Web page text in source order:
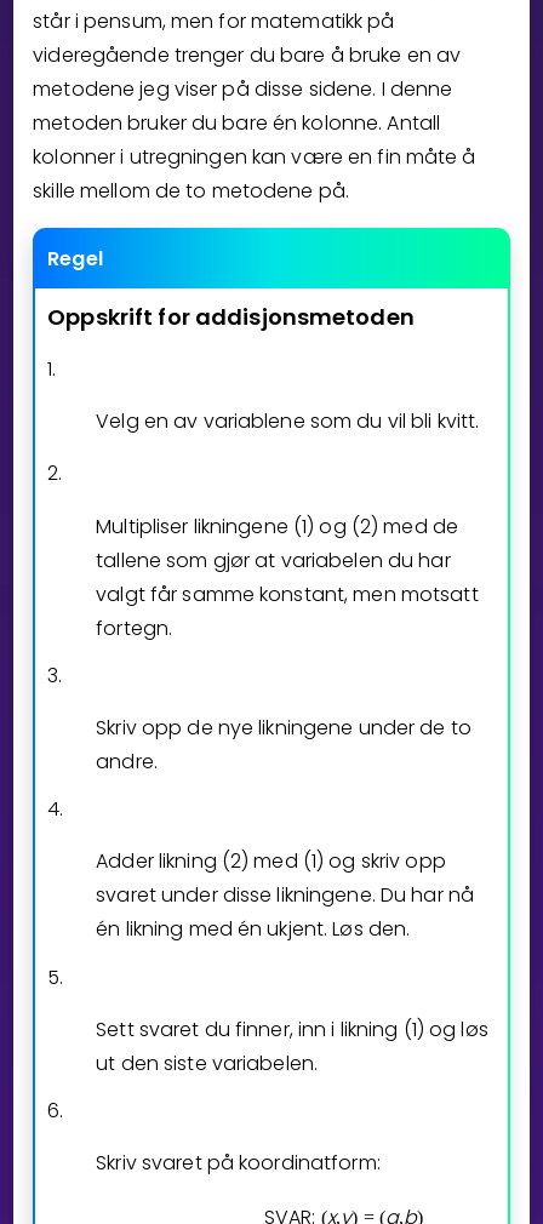
Bestill privatundervisning
Inviter en venn
LÆREPLAN
Velg læreplan
Logg inn
står i pensum, men for matematikk på
videregående trenger du bare å bruke en av
metodene jeg viser på disse sidene. I denne
metoden bruker du bare én kolonne. Antall
kolonner i utregningen kan være en fin måte å
skille mellom de to metodene på.
Regel
Oppskrift for addisjonsmetoden
1.
Velg en av variablene som du vil bli kvitt.
2.
Multipliser likningene (1) og (2) med de
tallene som gjør at variabelen du har
valgt får samme konstant, men motsatt
fortegn.
3.
Skriv opp de nye likningene under de to
andre.
4.
Adder likning (2) med (1) og skriv opp
svaret under disse likningene. Du har nå
én likning med én ukjent. Løs den.
5.
Sett svaret du finner, inn i likning (1) og løs
ut den siste variabelen.
6.
Skriv svaret på koordinatform:
SVAR: (x,y) = (a,b)